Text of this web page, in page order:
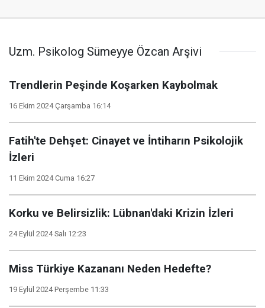
Uzm. Psikolog Sümeyye Özcan Arşivi
Trendlerin Peşinde Koşarken Kaybolmak
16 Ekim 2024 Çarşamba 16:14
Fatih'te Dehşet: Cinayet ve İntiharın Psikolojik
İzleri
11 Ekim 2024 Cuma 16:27
Korku ve Belirsizlik: Lübnan'daki Krizin İzleri
24 Eylül 2024 Salı 12:23
Miss Türkiye Kazananı Neden Hedefte?
19 Eylül 2024 Perşembe 11:33